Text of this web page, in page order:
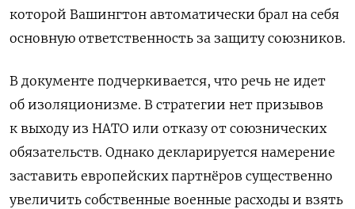
которой Вашингтон автоматически брал на себя
основную ответственность за защиту союзников.
В документе подчеркивается, что речь не идет
об изоляционизме. В стратегии нет призывов
к выходу из НАТО или отказу от союзнических
обязательств. Однако декларируется намерение
заставить европейских партнёров существенно
увеличить собственные военные расходы и взять